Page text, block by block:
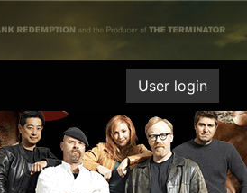
User login